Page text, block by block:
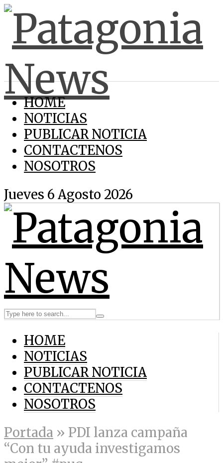
HOME
NOTICIAS
PUBLICAR NOTICIA
CONTACTENOS
NOSOTROS
Jueves 6 Agosto 2026
HOME
NOTICIAS
PUBLICAR NOTICIA
CONTACTENOS
NOSOTROS
Portada » PDI lanza campaña
“Con tu ayuda investigamos